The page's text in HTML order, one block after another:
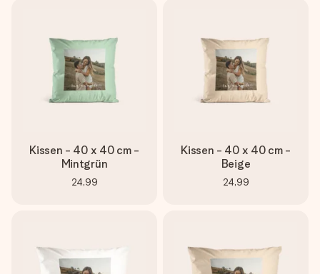
Kissen - 40 x 40 cm -
Mintgrün
24,99
Kissen - 40 x 40 cm -
Beige
24,99